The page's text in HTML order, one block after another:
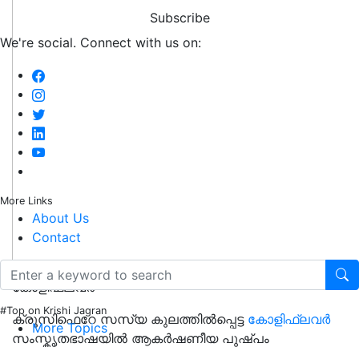
Subscribe
We're social. Connect with us on:
More Links
About Us
Contact
#Top on Krishi Jagran
More Topics
കോളിഫ്ലവർ
ക്രൂസിഫെറേ സസ്യ കുലത്തിൽപ്പെട്ട കോളിഫ്ലവർ
സംസ്കൃതഭാഷയിൽ ആകർഷണീയ പുഷ്പം